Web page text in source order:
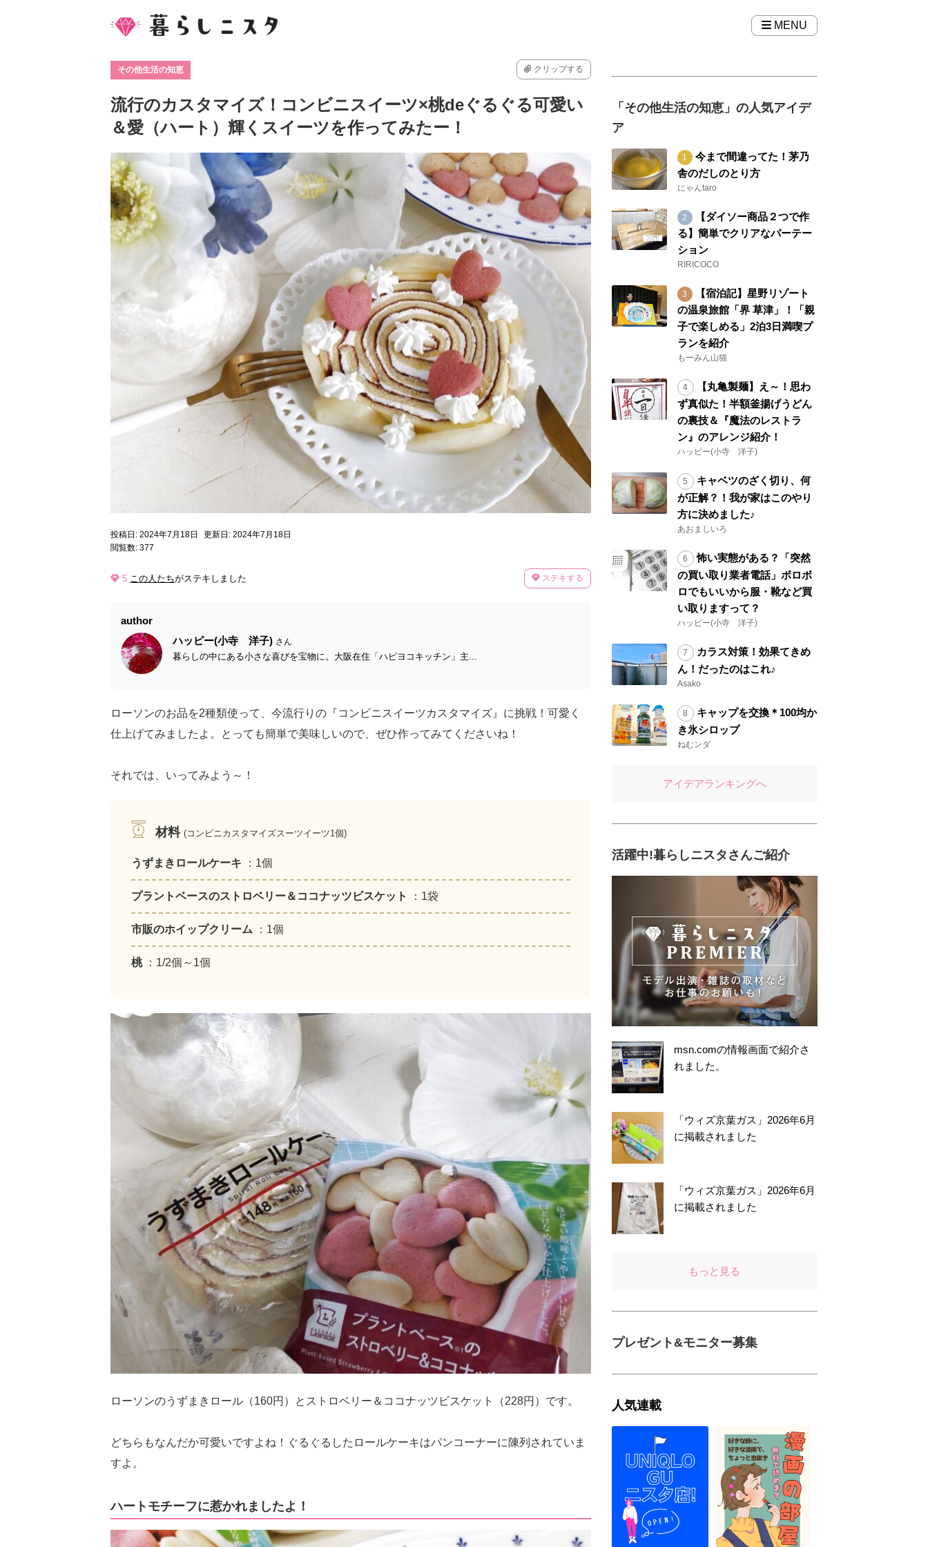
MENU
その他生活の知恵 クリップする
流行のカスタマイズ！コンビニスイーツ×桃deぐるぐる可愛い
＆愛（ハート）輝くスイーツを作ってみたー！
投稿日: 2024年7月18日
更新日: 2024年7月18日
閲覧数: 377
5 この人たちがステキしました ステキする
author
ハッピー(小寺 洋子) さん
暮らしの中にある小さな喜びを宝物に。大阪在住「ハピヨコキッチン」主...
ローソンのお品を2種類使って、今流行りの『コンビニスイーツカスタマイズ』に挑戦！可愛く
仕上げてみましたよ。とっても簡単で美味しいので、ぜひ作ってみてくださいね！
それでは、いってみよう～！
材料 (コンビニカスタマイズスーツイーツ1個)
うずまきロールケーキ ：1個
プラントベースのストロベリー＆ココナッツビスケット ：1袋
市販のホイップクリーム ：1個
桃 ：1/2個～1個
ローソンのうずまきロール（160円）とストロベリー＆ココナッツビスケット（228円）です。
どちらもなんだか可愛いですよね！ぐるぐるしたロールケーキはパンコーナーに陳列されていま
すよ。
ハートモチーフに惹かれましたよ！
「その他生活の知恵」の人気アイデ
ア
今まで間違ってた！茅乃
舎のだしのとり方
にゃんtaro
【ダイソー商品２つで作
る】簡単でクリアなパーテー
ション
RIRICOCO
【宿泊記】星野リゾート
の温泉旅館「界 草津」！「親
子で楽しめる」2泊3日満喫プ
ランを紹介
もーみん山猫
【丸亀製麺】え～！思わ
ず真似た！半額釜揚げうどん
の裏技＆『魔法のレストラ
ン』のアレンジ紹介！
ハッピー(小寺 洋子)
キャベツのざく切り、何
が正解？！我が家はこのやり
方に決めました♪
あおましいろ
怖い実態がある？「突然
の買い取り業者電話」ボロボ
ロでもいいから服・靴など買
い取りますって？
ハッピー(小寺 洋子)
カラス対策！効果てきめ
ん！だったのはこれ♪
Asako
キャップを交換＊100均か
き氷シロップ
ねむンダ
アイデアランキングへ
活躍中!暮らしニスタさんご紹介
msn.comの情報画面で紹介さ
れました。
「ウィズ京葉ガス」2026年6月
に掲載されました
「ウィズ京葉ガス」2026年6月
に掲載されました
もっと見る
プレゼント&モニター募集
人気連載